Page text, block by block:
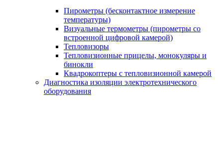
Пирометры (бесконтактное измерение
температуры)
Визуальные термометры (пирометры со
встроенной цифровой камерой)
Тепловизоры
Тепловизионные прицелы, монокуляры и
бинокли
Квадрокоптеры с тепловизионной камерой
Диагностика изоляции электротехнического
оборудования